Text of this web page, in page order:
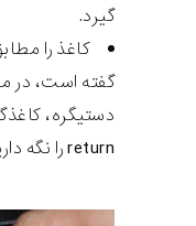
گیرد.
کاغذ را
گفته است، در
دستیگره،
return را نگه دارید.